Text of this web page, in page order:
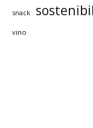
snack
vino